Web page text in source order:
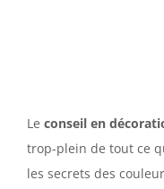
Le conseil en
trop-plein de tout ce
les secrets des